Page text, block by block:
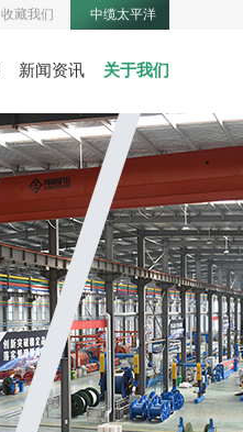
收藏我们 中缆太平洋
新闻资讯 关于我们